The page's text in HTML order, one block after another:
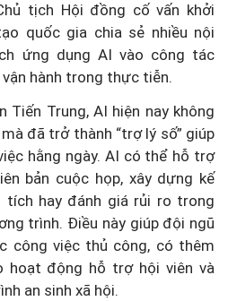
tịch Hội đồng cố vấn khởi
quốc gia chia sẻ nhiều nội
ứng dụng AI vào công tác
hành trong thực tiễn.
Tiến Trung, AI hiện nay không
đã trở thành “trợ lý số” giúp
hằng ngày. AI có thể hỗ trợ
bản cuộc họp, xây dựng kế
tích hay đánh giá rủi ro trong
trình. Điều này giúp đội ngũ
công việc thủ công, có thêm
hoạt động hỗ trợ hội viên và
an sinh xã hội.